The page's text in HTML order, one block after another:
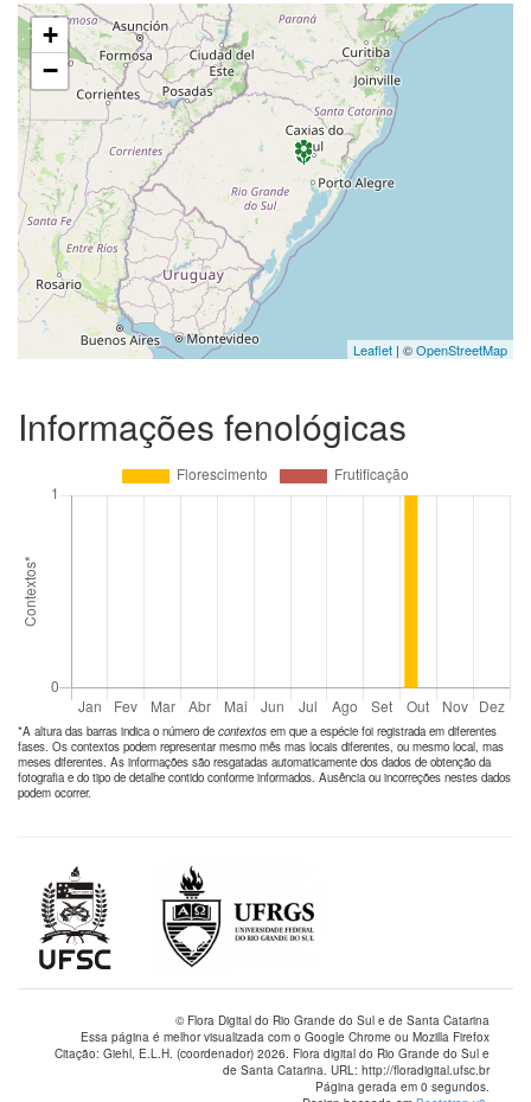
+
−
Leaflet | ©OpenStreetMap
Informações fenológicas
*A altura das barras indica o número de contextos em que a espécie foi registrada em diferentes
fases. Os contextos podem representar mesmo mês mas locais diferentes, ou mesmo local, mas
meses diferentes. As informações são resgatadas automaticamente dos dados de obtenção da
fotografia e do tipo de detalhe contido conforme informados. Ausência ou incorreções nestes dados
podem ocorrer.
© Flora Digital do Rio Grande do Sul e de Santa Catarina
Essa página é melhor visualizada com o Google Chrome ou Mozilla Firefox
Citação: Giehl, E.L.H. (coordenador) 2026. Flora digital do Rio Grande do Sul e
de Santa Catarina. URL: http://floradigital.ufsc.br
Página gerada em 0 segundos.